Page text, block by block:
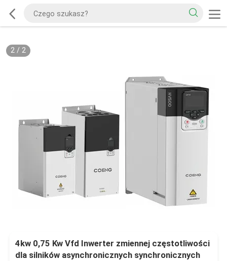
2/ 2
4kw 0,75 Kw Vfd Inwerter zmiennej częstotliwości
dla silników asynchronicznych synchronicznych